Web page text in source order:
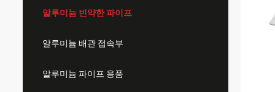
알루미늄 빈약한 파이프
알루미늄 배관 접속부
알루미늄 파이프 용품